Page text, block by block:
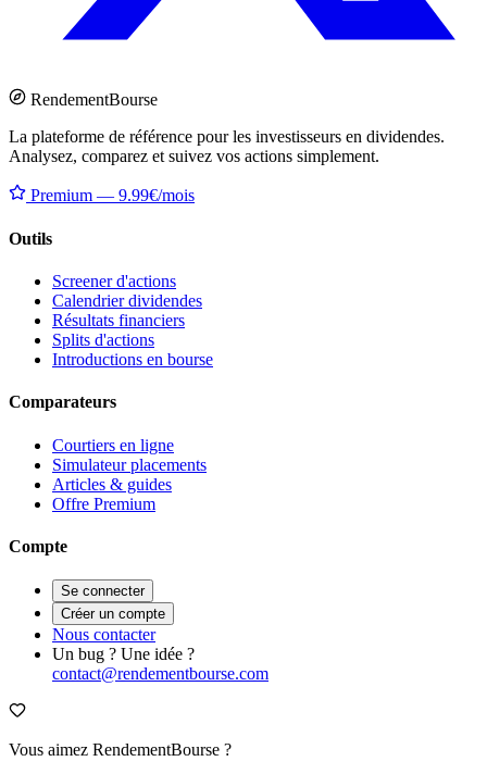
RendementBourse
La plateforme de référence pour les investisseurs en dividendes.
Analysez, comparez et suivez vos actions simplement.
Premium — 9.99€/mois
Outils
Screener d'actions
Calendrier dividendes
Résultats financiers
Splits d'actions
Introductions en bourse
Comparateurs
Courtiers en ligne
Simulateur placements
Articles & guides
Offre Premium
Compte
Se connecter
Créer un compte
Nous contacter
Un bug ? Une idée ?
contact@rendementbourse.com
Vous aimez RendementBourse ?